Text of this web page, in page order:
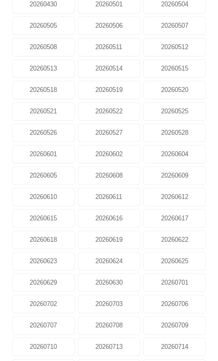
20260430 20260501 20260504
20260505 20260506 20260507
20260508 20260511 20260512
20260513 20260514 20260515
20260518 20260519 20260520
20260521 20260522 20260525
20260526 20260527 20260528
20260601 20260602 20260604
20260605 20260608 20260609
20260610 20260611 20260612
20260615 20260616 20260617
20260618 20260619 20260622
20260623 20260624 20260625
20260629 20260630 20260701
20260702 20260703 20260706
20260707 20260708 20260709
20260710 20260713 20260714